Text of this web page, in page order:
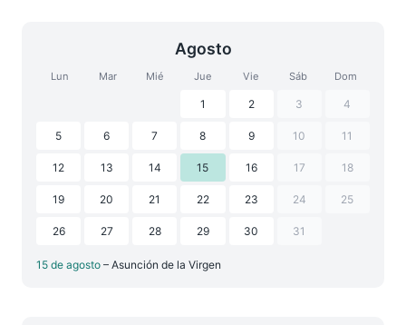
Agosto
Lun Mar Mié Jue Vie Sáb Dom
1 2 3 4
5 6 7 8 9 10 11
12 13 14 15 16 17 18
19 20 21 22 23 24 25
26 27 28 29 30 31
15 de agosto – Asunción de la Virgen